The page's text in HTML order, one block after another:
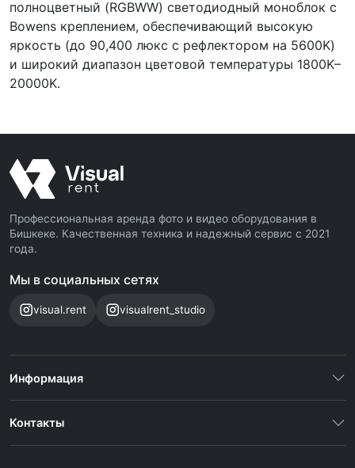
полноцветный (RGBWW) светодиодный моноблок с
Bowens креплением, обеспечивающий высокую
яркость (до 90,400 люкс с рефлектором на 5600K)
и широкий диапазон цветовой температуры 1800K–
20000K.
Профессиональная аренда фото и видео оборудования в
Бишкеке. Качественная техника и надежный сервис с 2021
года.
Мы в социальных сетях
visual.rent visualrent_studio
Информация
Контакты